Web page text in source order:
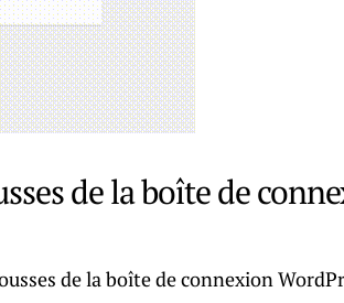
de la boîte de
de la boîte de connexion